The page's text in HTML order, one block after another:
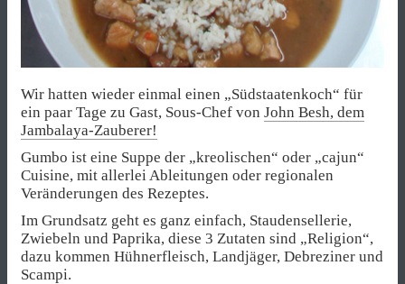
Wir hatten wieder einmal einen „Südstaatenkoch“ für
ein paar Tage zu Gast, Sous-Chef von John Besh, dem
Jambalaya-Zauberer!
Gumbo ist eine Suppe der „kreolischen“ oder „cajun“
Cuisine, mit allerlei Ableitungen oder regionalen
Veränderungen des Rezeptes.
Im Grundsatz geht es ganz einfach, Staudensellerie,
Zwiebeln und Paprika, diese 3 Zutaten sind „Religion“,
dazu kommen Hühnerfleisch, Landjäger, Debreziner und
Scampi.